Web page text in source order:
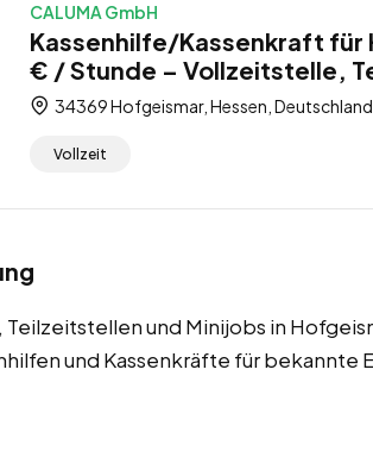
CALUMA GmbH
Kassenhilfe/Kassenkraft
€ / Stunde – Vollzeitstelle,
34369 Hofgeismar, Hessen, Deutschland
Vollzeit
und Minijobs in
und Kassenkräfte für bekannte